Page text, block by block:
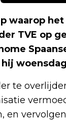
waarop
TVE op
te
en